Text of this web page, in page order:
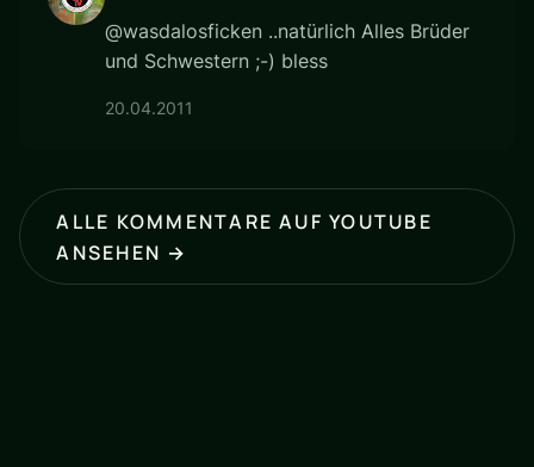
@wasdalosficken ..natürlich Alles Brüder
und Schwestern ;-) bless
20.04.2011
ALLE KOMMENTARE AUF YOUTUBE
ANSEHEN →